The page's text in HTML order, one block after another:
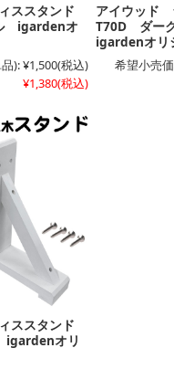
ススタンド
igardenオ
):¥1,500(税込)
¥1,380(税込)
アイウッド
T70D ダー
igardenオリ
希望小売
ススタンド
オリ